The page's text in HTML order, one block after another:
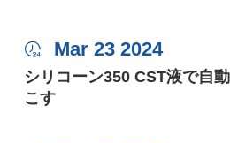
 Mar 23 2024
シリコーン350 CST液で自
こす